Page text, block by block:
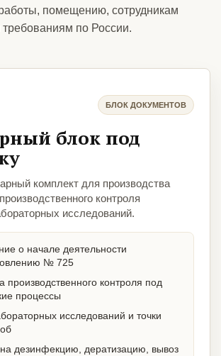
помещению, сотрудникам
требованиям по России.
БЛОК ДОКУМЕНТОВ
блок под
комплект для производства
контроля
исследований.
о начале деятельности
№ 725
производственного контроля под
процессы
исследований и точки
дезинфекцию, дератизацию, вывоз